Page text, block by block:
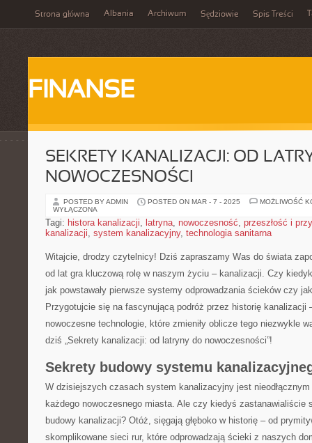
Strona główna Albania Archiwum Sędziowie Spis Treści
FINANSE
SEKRETY KANALIZACJI: OD
NOWOCZESNOŚCI
POSTED BY ADMIN POSTED ON MAR - 7 - 2025
MOŻLIWOŚĆ
WYŁĄCZONA
Tagi: histora kanalizacji, latryna, nowoczesność, przeszłość i
kanalizacji, system kanalizacyjny, technologia sanitarna
Witajcie, drodzy czytelnicy! Dziś zapraszamy Was do świata
od lat gra kluczową rolę w naszym życiu – kanalizacji. Czy
jak powstawały pierwsze systemy odprowadzania‌ ścieków czy
Przygotujcie ‍się na fascynującą podróż przez historię kanalizacji⁢
nowoczesne technologie, które ⁢zmieniły oblicze tego niezwykle
dziś „Sekrety kanalizacji: od latryny do nowoczesności”!
Sekrety budowy systemu⁣
W dzisiejszych czasach system kanalizacyjny jest
każdego nowoczesnego miasta. Ale czy kiedyś zastanawialiście
⁤budowy kanalizacji? Otóż, sięgają głęboko w⁢ historię – od
skomplikowane sieci rur, które odprowadzają ścieki⁣ z naszych